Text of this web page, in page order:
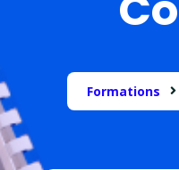
Formations